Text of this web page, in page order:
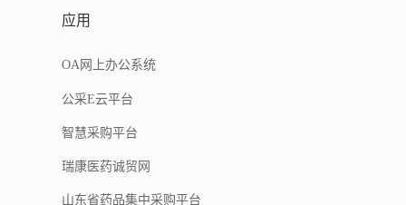
应用
OA网上办公系统
公采E云平台
智慧采购平台
瑞康医药诚贸网
山东省药品集中采购平台